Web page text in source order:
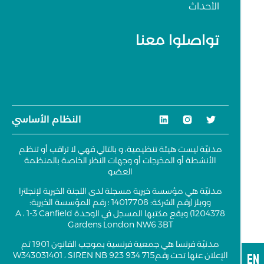
الأحداث
تواصلوا معنا
النظام الأساسي
مدنيّة ليست هيئة تنظيمية، و بالتالي فهي لا تراقب أو تنظم
الأنشطة أو المخرجات أو وجهات النظر الخاصة بالمنظمة
العضو
مدنيّة هي مؤسسة خيرية مسجلة لدى اللجنة الخيرية لإنجلترا
وويلز (رقم الشركة: 14017708 ؛ رقم المؤسسة الخيرية:
1204378) ويقع مكتبها المسجل في الوحدة A ، 1-3 Canfield
Gardens London NW6 3BT
مدنيّة فرنسا هي جمعية فرنسية بموجب القانون 1901 تم
الإعلان عنها تحت رقمW343031401 ، SIREN NB 923 934 715